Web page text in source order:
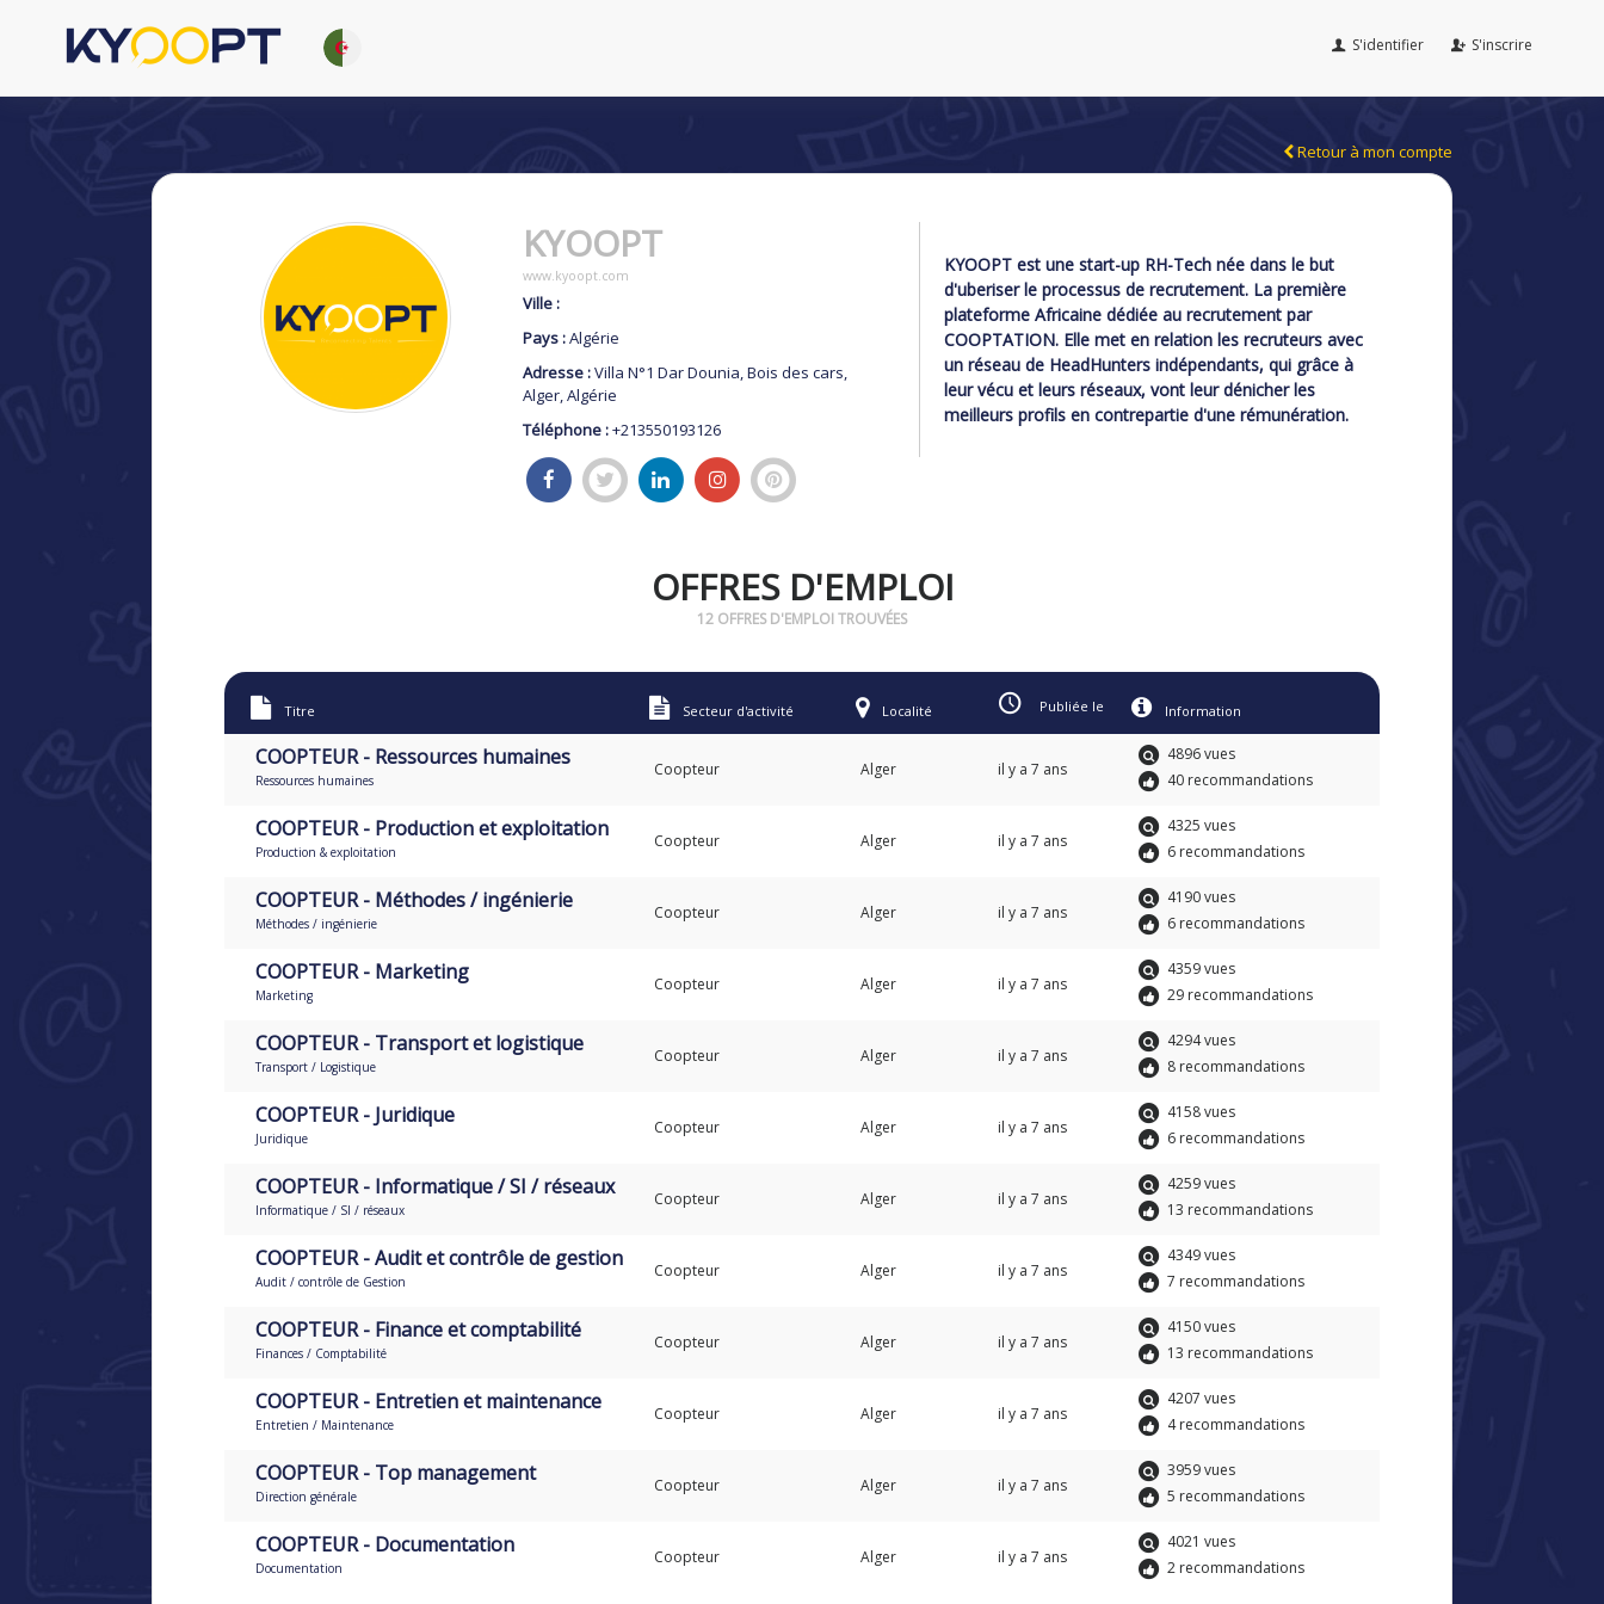
S'identifier S'inscrire
Retour à mon compte
KYOOPT
www.kyoopt.com
Ville :
Pays :Algérie
Adresse :Villa N°1 Dar Dounia, Bois des cars,
Alger, Algérie
Téléphone :+213550193126
KYOOPT est une start-up RH-Tech née dans le but
d'uberiser le processus de recrutement. La première
plateforme Africaine dédiée au recrutement par
COOPTATION. Elle met en relation les recruteurs avec
un réseau de HeadHunters indépendants, qui grâce à
leur vécu et leurs réseaux, vont leur dénicher les
meilleurs profils en contrepartie d'une rémunération.
OFFRES D'EMPLOI
12 OFFRES D'EMPLOI TROUVÉES
Titre Secteur d'activité Localité Publiée le Information
COOPTEUR - Ressources humaines
Ressources humaines
Coopteur Alger il y a 7 ans
4896 vues
40 recommandations
COOPTEUR - Production et exploitation
Production & exploitation
Coopteur Alger il y a 7 ans
4325 vues
6 recommandations
COOPTEUR - Méthodes / ingénierie
Méthodes / ingénierie
Coopteur Alger il y a 7 ans
4190 vues
6 recommandations
COOPTEUR - Marketing
Marketing
Coopteur Alger il y a 7 ans
4359 vues
29 recommandations
COOPTEUR - Transport et logistique
Transport / Logistique
Coopteur Alger il y a 7 ans
4294 vues
8 recommandations
COOPTEUR - Juridique
Juridique
Coopteur Alger il y a 7 ans
4158 vues
6 recommandations
COOPTEUR - Informatique / SI / réseaux
Informatique / SI / réseaux
Coopteur Alger il y a 7 ans
4259 vues
13 recommandations
COOPTEUR - Audit et contrôle de gestion
Audit / contrôle de Gestion
Coopteur Alger il y a 7 ans
4349 vues
7 recommandations
COOPTEUR - Finance et comptabilité
Finances / Comptabilité
Coopteur Alger il y a 7 ans
4150 vues
13 recommandations
COOPTEUR - Entretien et maintenance
Entretien / Maintenance
Coopteur Alger il y a 7 ans
4207 vues
4 recommandations
COOPTEUR - Top management
Direction générale
Coopteur Alger il y a 7 ans
3959 vues
5 recommandations
COOPTEUR - Documentation
Documentation
Coopteur Alger il y a 7 ans
4021 vues
2 recommandations